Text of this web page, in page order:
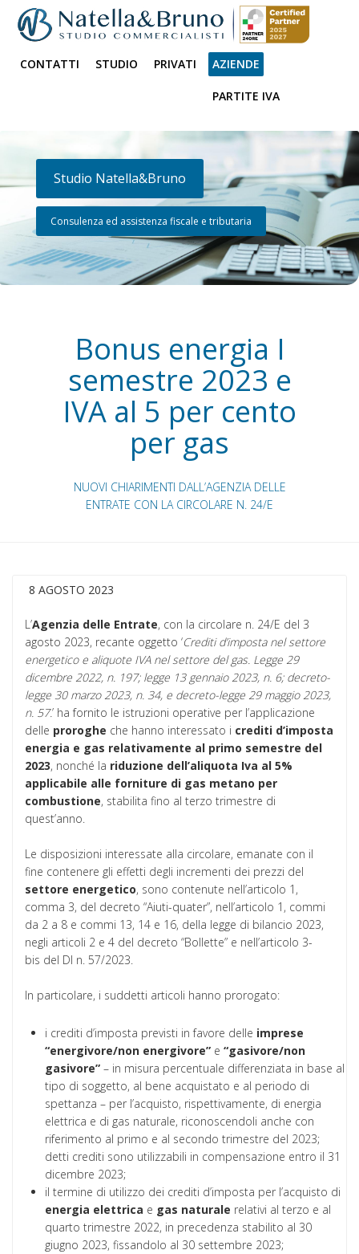
CONTATTI STUDIO PRIVATI AZIENDE
PARTITE IVA
Studio Natella&Bruno
Consulenza ed assistenza fiscale e tributaria
Bonus energia I
semestre 2023 e
IVA al 5 per cento
per gas
NUOVI CHIARIMENTI DALL’AGENZIA DELLE
ENTRATE CON LA CIRCOLARE N. 24/E
8 AGOSTO 2023
L’Agenzia delle Entrate, con la circolare n. 24/E del 3
agosto 2023, recante oggetto ‘Crediti d’imposta nel settore
energetico e aliquote IVA nel settore del gas. Legge 29
dicembre 2022, n. 197; legge 13 gennaio 2023, n. 6; decreto-
legge 30 marzo 2023, n. 34, e decreto-legge 29 maggio 2023,
n. 57.’ ha fornito le istruzioni operative per l’applicazione
delle proroghe che hanno interessato i crediti d’imposta
energia e gas relativamente al primo semestre del
2023, nonché la riduzione dell’aliquota Iva al 5%
applicabile alle forniture di gas metano per
combustione, stabilita fino al terzo trimestre di
quest’anno.
Le disposizioni interessate alla circolare, emanate con il
fine contenere gli effetti degli incrementi dei prezzi del
settore energetico, sono contenute nell’articolo 1,
comma 3, del decreto “Aiuti-quater”, nell’articolo 1, commi
da 2 a 8 e commi 13, 14 e 16, della legge di bilancio 2023,
negli articoli 2 e 4 del decreto “Bollette” e nell’articolo 3-
bis del Dl n. 57/2023.
In particolare, i suddetti articoli hanno prorogato:
i crediti d’imposta previsti in favore delle imprese
“energivore/non energivore” e “gasivore/non
gasivore” – in misura percentuale differenziata in base al
tipo di soggetto, al bene acquistato e al periodo di
spettanza – per l’acquisto, rispettivamente, di energia
elettrica e di gas naturale, riconoscendoli anche con
riferimento al primo e al secondo trimestre del 2023;
detti crediti sono utilizzabili in compensazione entro il 31
dicembre 2023;
il termine di utilizzo dei crediti d’imposta per l’acquisto di
energia elettrica e gas naturale relativi al terzo e al
quarto trimestre 2022, in precedenza stabilito al 30
giugno 2023, fissandolo al 30 settembre 2023;